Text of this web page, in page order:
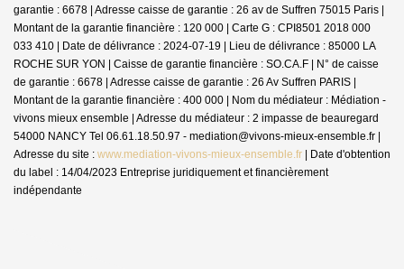
garantie : 6678 | Adresse caisse de garantie : 26 av de Suffren 75015 Paris |
Montant de la garantie financière : 120 000 | Carte G : CPI8501 2018 000
033 410 | Date de délivrance : 2024-07-19 | Lieu de délivrance : 85000 LA
ROCHE SUR YON | Caisse de garantie financière : SO.CA.F | N° de caisse
de garantie : 6678 | Adresse caisse de garantie : 26 Av Suffren PARIS |
Montant de la garantie financière : 400 000 | Nom du médiateur : Médiation -
vivons mieux ensemble | Adresse du médiateur : 2 impasse de beauregard
54000 NANCY Tel 06.61.18.50.97 - mediation@vivons-mieux-ensemble.fr |
Adresse du site : www.mediation-vivons-mieux-ensemble.fr | Date d'obtention
du label : 14/04/2023 Entreprise juridiquement et financièrement
indépendante